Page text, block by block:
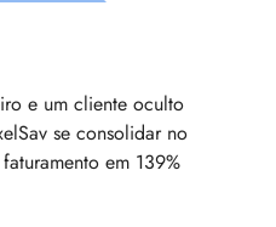
e um cliente oculto
se consolidar no
em 139%